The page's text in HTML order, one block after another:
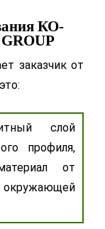
КО-
заказчик от
слой
профиля,
от